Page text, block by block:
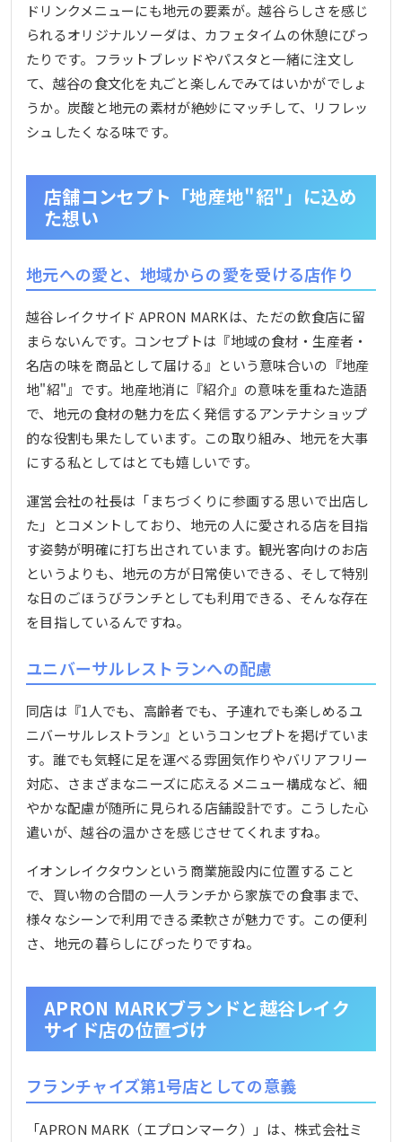
ドリンクメニューにも地元の要素が。越谷らしさを感じ
られるオリジナルソーダは、カフェタイムの休憩にぴっ
たりです。フラットブレッドやパスタと一緒に注文し
て、越谷の食文化を丸ごと楽しんでみてはいかがでしょ
うか。炭酸と地元の素材が絶妙にマッチして、リフレッ
シュしたくなる味です。
店舗コンセプト「地産地"紹"」に込め
た想い
地元への愛と、地域からの愛を受ける店作り
越谷レイクサイド APRON MARKは、ただの飲食店に留
まらないんです。コンセプトは『地域の食材・生産者・
名店の味を商品として届ける』という意味合いの『地産
地"紹"』です。地産地消に『紹介』の意味を重ねた造語
で、地元の食材の魅力を広く発信するアンテナショップ
的な役割も果たしています。この取り組み、地元を大事
にする私としてはとても嬉しいです。
運営会社の社長は「まちづくりに参画する思いで出店し
た」とコメントしており、地元の人に愛される店を目指
す姿勢が明確に打ち出されています。観光客向けのお店
というよりも、地元の方が日常使いできる、そして特別
な日のごほうびランチとしても利用できる、そんな存在
を目指しているんですね。
ユニバーサルレストランへの配慮
同店は『1人でも、高齢者でも、子連れでも楽しめるユ
ニバーサルレストラン』というコンセプトを掲げていま
す。誰でも気軽に足を運べる雰囲気作りやバリアフリー
対応、さまざまなニーズに応えるメニュー構成など、細
やかな配慮が随所に見られる店舗設計です。こうした心
遣いが、越谷の温かさを感じさせてくれますね。
イオンレイクタウンという商業施設内に位置すること
で、買い物の合間の一人ランチから家族での食事まで、
様々なシーンで利用できる柔軟さが魅力です。この便利
さ、地元の暮らしにぴったりですね。
APRON MARKブランドと越谷レイク
サイド店の位置づけ
フランチャイズ第1号店としての意義
「APRON MARK（エプロンマーク）」は、株式会社ミ